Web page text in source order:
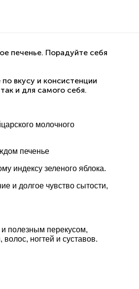
печенье. Порадуйте себя
вкусу и консистенции
и для самого себя.
молочного
печенье
индексу зеленого яблока.
и долгое чувство сытости,
и полезным перекусом,
ногтей и суставов.